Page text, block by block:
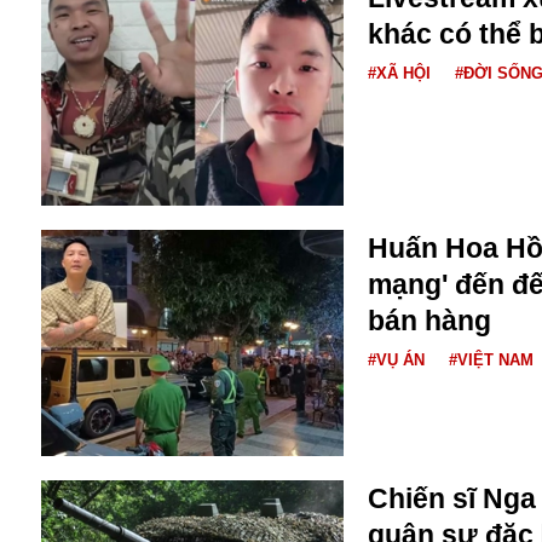
Bulagria
Crimea
Chính trị
Công nghệ
Chuyện hay
Chuyện lạ
Cuộc sống quanh ta
Casino
Chiến tranh thương mại
Chi hội phụ nữ TTTM Mátxcơva
Chính trị Nga
Chợ Vòm
Cảnh sát
Cấm bay
Cao tốc
Canada
khác có thể
#XÃ HỘI #ĐỜI SỐNG
Huấn Hoa
mạng' đến
bán hàng
#VỤ ÁN #VIỆT NAM
Chiến sĩ
quân sự đặc